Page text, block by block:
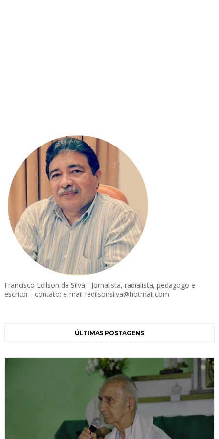
Francisco Edilson da Silva - Jornalista, radialista, pedagogo e
escritor - contato: e-mail fedilsonsilva@hotmail.com
ÚLTIMAS POSTAGENS